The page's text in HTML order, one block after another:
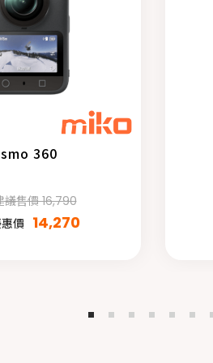
360
議售價 16,790
價
14,270